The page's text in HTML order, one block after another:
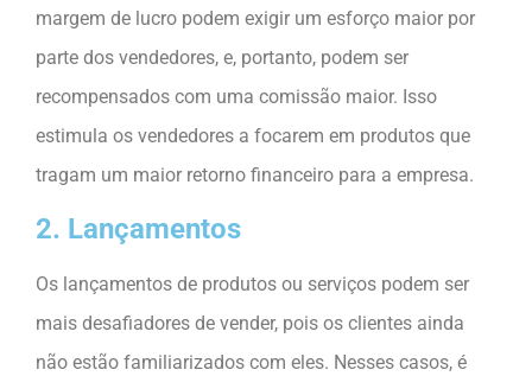
margem de lucro podem exigir um esforço maior por
parte dos vendedores, e, portanto, podem ser
recompensados com uma comissão maior. Isso
estimula os vendedores a focarem em produtos que
tragam um maior retorno financeiro para a empresa.
2. Lançamentos
Os lançamentos de produtos ou serviços podem ser
mais desafiadores de vender, pois os clientes ainda
não estão familiarizados com eles. Nesses casos, é